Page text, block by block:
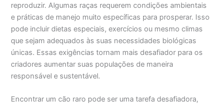
reproduzir. Algumas raças requerem condições ambientais
e práticas de manejo muito específicas para prosperar. Isso
pode incluir dietas especiais, exercícios ou mesmo climas
que sejam adequados às suas necessidades biológicas
únicas. Essas exigências tornam mais desafiador para os
criadores aumentar suas populações de maneira
responsável e sustentável.
Encontrar um cão raro pode ser uma tarefa desafiadora,